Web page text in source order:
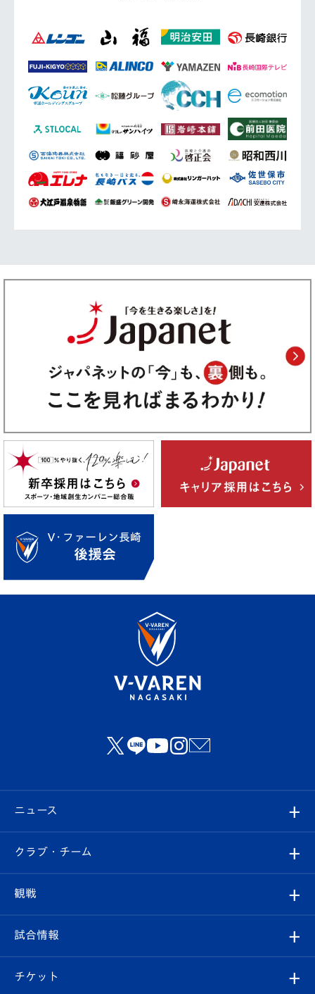
ニュース
すべて
クラブ
試合情報
クラブ・チーム
クラブ概要
観戦
観戦ルール
試合情報
試合日程/結果
チケット